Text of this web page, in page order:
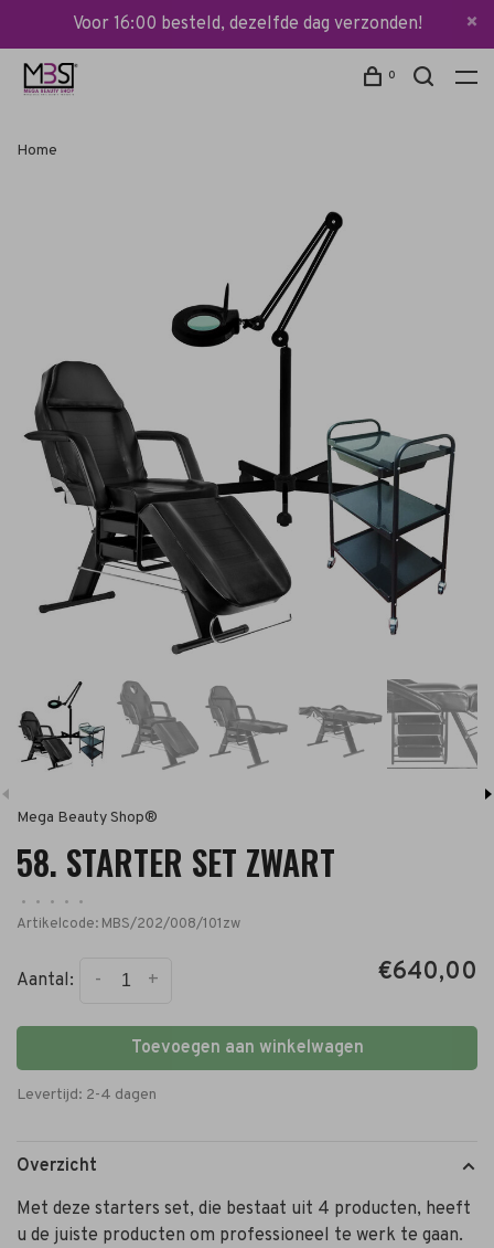
Voor 16:00 besteld, dezelfde dag verzonden!
0
Home
Mega Beauty Shop®
58. STARTER SET ZWART
• • • •
•
Artikelcode: MBS/202/008/101zw
Aantal: +
- €640,00
Toevoegen aan winkelwagen
Levertijd: 2-4 dagen
Overzicht
Met deze starters set, die bestaat uit 4 producten, heeft
u de juiste producten om professioneel te werk te gaan.